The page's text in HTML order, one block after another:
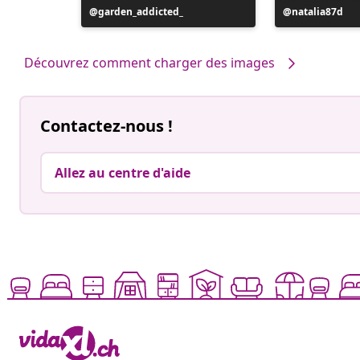
Publication
publiée
garden_addicted_
Publication
publiée
natalia87d
Découvrez comment charger des images
Contactez-nous !
Allez au centre d'aide